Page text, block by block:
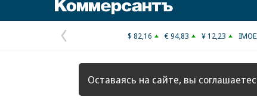
Предыдущая
страница
$ 82,16 € 94,83 ¥ 12,23
Оставаясь на сайте, вы